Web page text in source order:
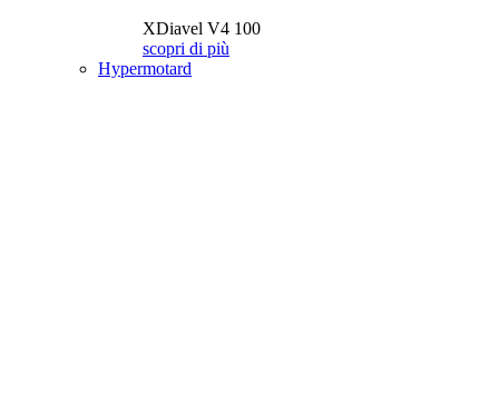
XDiavel V4 100
scopri di più
Hypermotard